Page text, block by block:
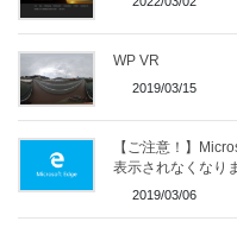
WP VR
2019/03/15
【ご注意！】
表示されなくなり
2019/03/06